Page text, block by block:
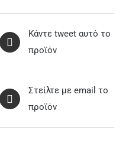
Κάντε tweet αυτό το
προϊόν
Στείλτε με email το
προϊόν